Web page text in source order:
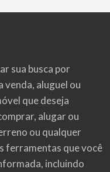
sua busca por
venda, aluguel ou
que deseja
alugar ou
ou qualquer
ferramentas que você
incluindo